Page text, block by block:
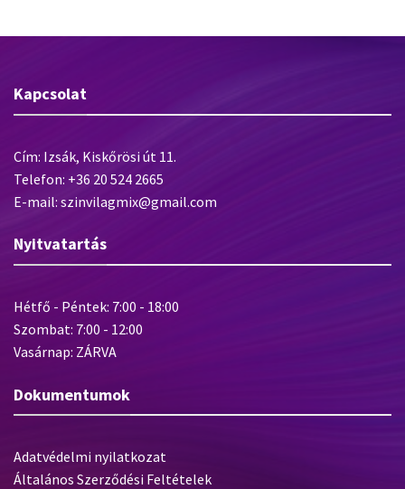
Kapcsolat
Cím: Izsák, Kiskőrösi út 11.
Telefon: +36 20 524 2665
E-mail: szinvilagmix@gmail.com
Nyitvatartás
Hétfő - Péntek: 7:00 - 18:00
Szombat: 7:00 - 12:00
Vasárnap: ZÁRVA
Dokumentumok
Adatvédelmi nyilatkozat
Általános Szerződési Feltételek